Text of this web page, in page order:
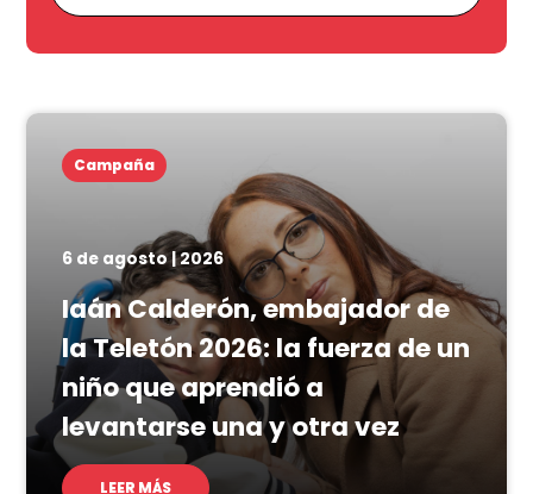
Campaña
6 de agosto | 2026
Iaán Calderón, embajador de
la Teletón 2026: la fuerza de un
niño que aprendió a
levantarse una y otra vez
LEER MÁS